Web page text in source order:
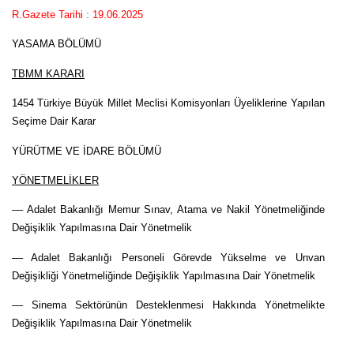
R.Gazete Tarihi : 19.06.2025
YASAMA BÖLÜMÜ
TBMM KARARI
1454 Türkiye Büyük Millet Meclisi Komisyonları Üyeliklerine Yapılan
Seçime Dair Karar
YÜRÜTME VE İDARE BÖLÜMÜ
YÖNETMELİKLER
–– Adalet Bakanlığı Memur Sınav, Atama ve Nakil Yönetmeliğinde
Değişiklik Yapılmasına Dair Yönetmelik
–– Adalet Bakanlığı Personeli Görevde Yükselme ve Unvan
Değişikliği Yönetmeliğinde Değişiklik Yapılmasına Dair Yönetmelik
–– Sinema Sektörünün Desteklenmesi Hakkında Yönetmelikte
Değişiklik Yapılmasına Dair Yönetmelik